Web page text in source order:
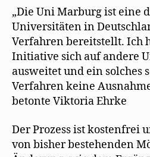
„Die Uni Marburg ist eine
Universitäten in
Verfahren bereitstellt. Ich
Initiative sich auf andere
ausweitet und ein solches
Verfahren keine
betonte Viktoria Ehrke
Der Prozess ist kostenfrei
von bisher bestehenden